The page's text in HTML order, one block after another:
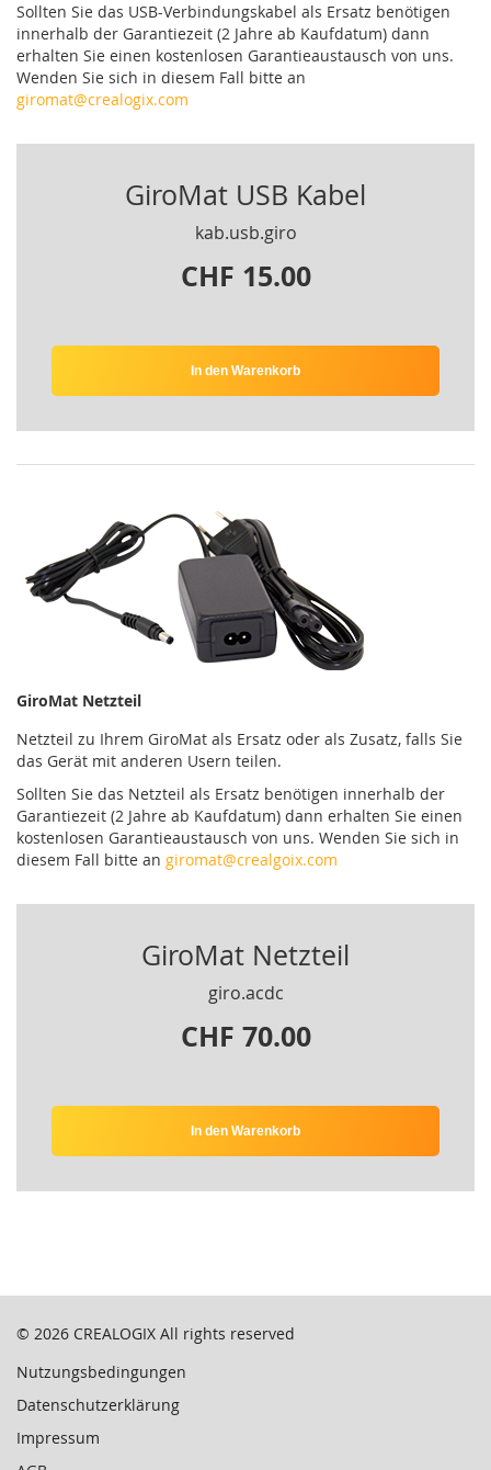
Sollten Sie das USB-Verbindungskabel als Ersatz benötigen
innerhalb der Garantiezeit (2 Jahre ab Kaufdatum) dann
erhalten Sie einen kostenlosen Garantieaustausch von uns.
Wenden Sie sich in diesem Fall bitte an
giromat@crealogix.com
GiroMat USB Kabel
CHF 15.00
kab.usb.giro
In den Warenkorb
GiroMat Netzteil
Netzteil zu Ihrem GiroMat als Ersatz oder als Zusatz, falls Sie
das Gerät mit anderen Usern teilen.
Sollten Sie das Netzteil als Ersatz benötigen innerhalb der
Garantiezeit (2 Jahre ab Kaufdatum) dann erhalten Sie einen
kostenlosen Garantieaustausch von uns. Wenden Sie sich in
diesem Fall bitte an giromat@crealgoix.com
GiroMat Netzteil
CHF 70.00
giro.acdc
In den Warenkorb
© 2026 CREALOGIX All rights reserved
Nutzungsbedingungen
Datenschutzerklärung
Impressum